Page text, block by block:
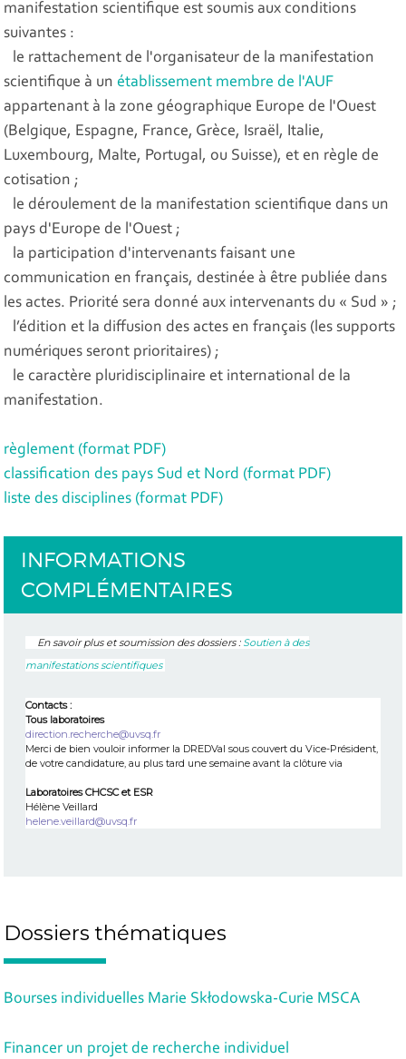
manifestation scientifique est soumis aux conditions
suivantes :
le rattachement de l'organisateur de la manifestation
scientifique à unétablissement membre de l'AUF
appartenant à la zone géographique Europe de l'Ouest
(Belgique, Espagne, France, Grèce, Israël, Italie,
Luxembourg, Malte, Portugal, ou Suisse), et en règle de
cotisation ;
le déroulement de la manifestation scientifique dans un
pays d'Europe de l'Ouest ;
la participation d'intervenants faisant une
communication en français, destinée à être publiée dans
les actes. Priorité sera donné aux intervenants du « Sud » ;
l’édition et la diffusion des actes en français (les supports
numériques seront prioritaires) ;
le caractère pluridisciplinaire et international de la
manifestation.
règlement (format PDF)
classification des pays Sud et Nord (format PDF)
liste des disciplines (format PDF)
INFORMATIONS
COMPLÉMENTAIRES
En savoir plus et soumission des dossiers : Soutien à des
manifestations scientifiques
Contacts :
Tous laboratoires
direction.recherche@uvsq.fr
Merci de bien vouloir informer la DREDVal sous couvert du Vice-Président,
de votre candidature, au plus tard une semaine avant la clôture via
Laboratoires CHCSC et ESR
Hélène Veillard
helene.veillard@uvsq.fr
Dossiers thématiques
Bourses individuelles Marie Skłodowska-Curie MSCA
Financer un projet de recherche individuel